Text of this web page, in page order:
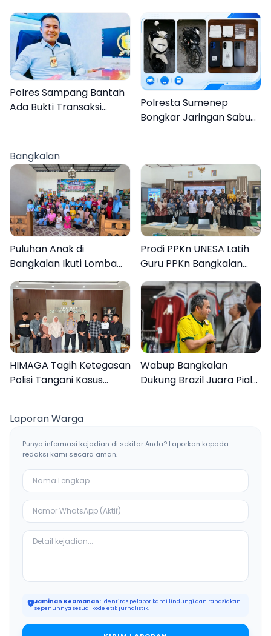
Bajrasokah Sampang
Pria
Polres Sampang Bantah
Ada Bukti Transaksi
Polresta Sumenep
Bongkar Jaringan Sabu
Bangkalan
Puluhan Anak di
Bangkalan Ikuti Lomba
Mewarnai Bertema
Liburan Keluarga
Prodi PPKn UNESA Latih
Guru PPKn Bangkalan
dengan Pembelajaran
Inovasi Teknologi
HIMAGA Tagih Ketegasan
Polisi Tangani Kasus
Wabup Bangkalan
Dukung Brazil Juara Piala
Laporan Warga
Punya informasi kejadian di sekitar Anda? Laporkan kepada
redaksi kami secara aman.
Jaminan Keamanan: Identitas pelapor kami lindungi dan rahasiakan
sepenuhnya sesuai kode etik jurnalistik.